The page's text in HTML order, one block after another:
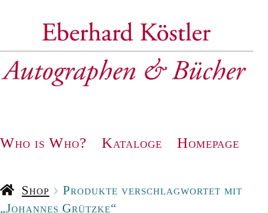
Navigation
Who is Who? Kataloge Homepage
Shop
Produkte verschlagwortet mit
„Johannes Grützke“